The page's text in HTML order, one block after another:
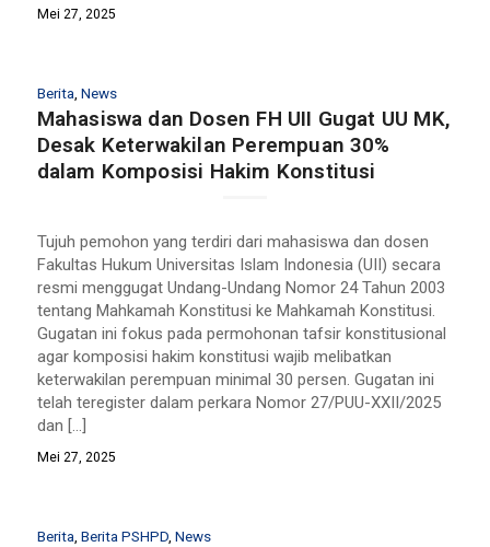
Mei 27, 2025
Berita News
Mahasiswa dan Dosen FH UII Gugat UU MK,
Desak Keterwakilan Perempuan 30%
dalam Komposisi Hakim Konstitusi
Tujuh pemohon yang terdiri dari mahasiswa dan dosen
Fakultas Hukum Universitas Islam Indonesia (UII) secara
resmi menggugat Undang-Undang Nomor 24 Tahun 2003
tentang Mahkamah Konstitusi ke Mahkamah Konstitusi.
Gugatan ini fokus pada permohonan tafsir konstitusional
agar komposisi hakim konstitusi wajib melibatkan
keterwakilan perempuan minimal 30 persen. Gugatan ini
telah teregister dalam perkara Nomor 27/PUU-XXII/2025
dan […]
Mei 27, 2025
Berita Berita PSHPD, News